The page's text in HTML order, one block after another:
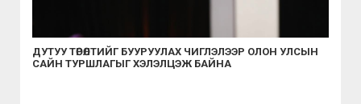
ДУТУУ ТӨРӨЛТИЙГ БУУРУУЛАХ ЧИГЛЭЛЭЭР ОЛОН УЛСЫН
САЙН ТУРШЛАГЫГ ХЭЛЭЛЦЭЖ БАЙНА